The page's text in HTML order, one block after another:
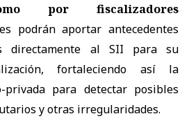
por fiscalizadores
podrán aportar antecedentes
directamente al SII para su
fortaleciendo así la
privada para detectar posibles
y otras irregularidades.